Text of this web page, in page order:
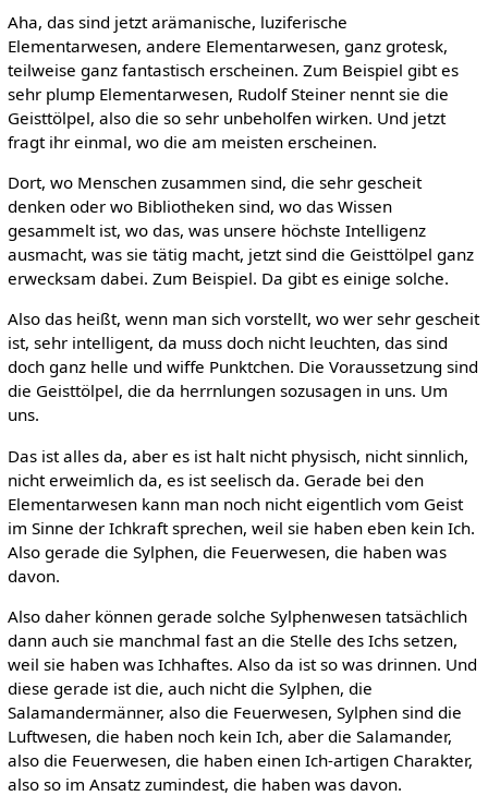
Aha, das sind jetzt arämanische, luziferische
Elementarwesen, andere Elementarwesen, ganz grotesk,
teilweise ganz fantastisch erscheinen. Zum Beispiel gibt es
sehr plump Elementarwesen, Rudolf Steiner nennt sie die
Geisttölpel, also die so sehr unbeholfen wirken. Und jetzt
fragt ihr einmal, wo die am meisten erscheinen.
Dort, wo Menschen zusammen sind, die sehr gescheit
denken oder wo Bibliotheken sind, wo das Wissen
gesammelt ist, wo das, was unsere höchste Intelligenz
ausmacht, was sie tätig macht, jetzt sind die Geisttölpel ganz
erwecksam dabei. Zum Beispiel. Da gibt es einige solche.
Also das heißt, wenn man sich vorstellt, wo wer sehr gescheit
ist, sehr intelligent, da muss doch nicht leuchten, das sind
doch ganz helle und wiffe Punktchen. Die Voraussetzung sind
die Geisttölpel, die da herrnlungen sozusagen in uns. Um
uns.
Das ist alles da, aber es ist halt nicht physisch, nicht sinnlich,
nicht erweimlich da, es ist seelisch da. Gerade bei den
Elementarwesen kann man noch nicht eigentlich vom Geist
im Sinne der Ichkraft sprechen, weil sie haben eben kein Ich.
Also gerade die Sylphen, die Feuerwesen, die haben was
davon.
Also daher können gerade solche Sylphenwesen tatsächlich
dann auch sie manchmal fast an die Stelle des Ichs setzen,
weil sie haben was Ichhaftes. Also da ist so was drinnen. Und
diese gerade ist die, auch nicht die Sylphen, die
Salamandermänner, also die Feuerwesen, Sylphen sind die
Luftwesen, die haben noch kein Ich, aber die Salamander,
also die Feuerwesen, die haben einen Ich-artigen Charakter,
also so im Ansatz zumindest, die haben was davon.